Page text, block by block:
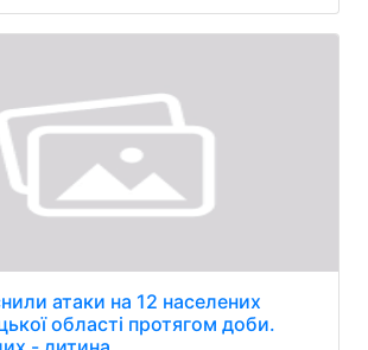
атаки на 12 населених
області протягом доби.